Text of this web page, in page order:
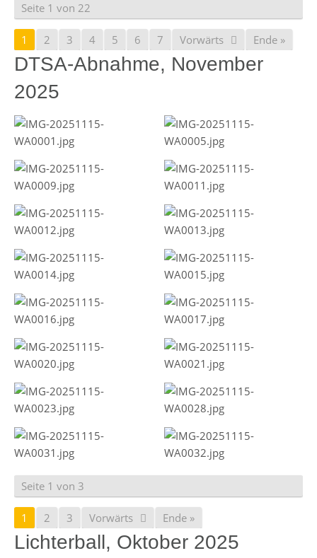
Seite 1 von 22
1 2 3 4 5 6 7 Vorwärts Ende »
DTSA-Abnahme, November
2025
Seite 1 von 3
1 2 3 Vorwärts Ende »
Lichterball, Oktober 2025